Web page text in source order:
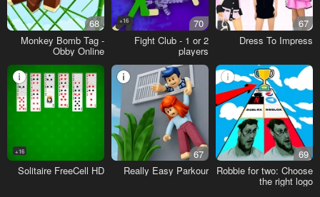
67
Dress To Impress
70
16+
Fight Club - 1 or 2
players
68
Monkey Bomb Tag -
Obby Online
69
Robbie for two: Choose
the right logo
67
Really Easy Parkour
16+
Solitaire FreeCell HD